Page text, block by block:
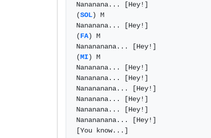
Nananana... [Hey!]
(SOL) M
Nananana... [Hey!]
(FA) M
Nanananana... [Hey!]
(MI) M
Nananana... [Hey!]
Nananana... [Hey!]
Nanananana... [Hey!]
Nananana... [Hey!]
Nananana... [Hey!]
Nanananana... [Hey!]
[You know...]